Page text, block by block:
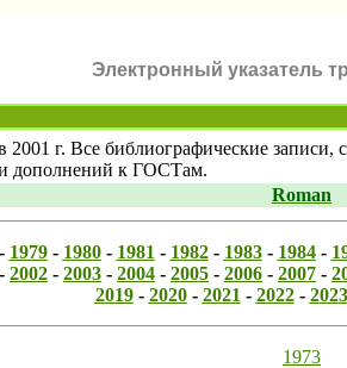
Электронный указатель
в 2001 г. Все библиографические
и дополнений к ГОСТам.
Roman
- 1979 - 1980 - 1981 - 1982 - 1983 - 1984 -
- 2002 - 2003 - 2004 - 2005 - 2006 - 2007 -
2019 - 2020 - 2021 - 2022 - 2023
1973